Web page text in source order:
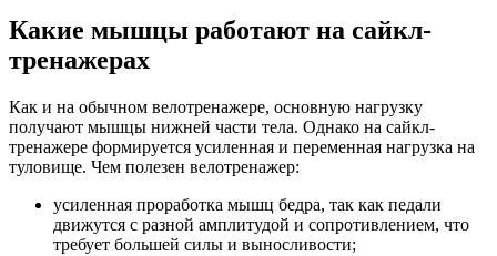
Какие мышцы работают на сайкл-
тренажерах
Как и на обычном велотренажере, основную нагрузку
получают мышцы нижней части тела. Однако на сайкл-
тренажере формируется усиленная и переменная нагрузка на
туловище. Чем полезен велотренажер:
усиленная проработка мышц бедра, так как педали
движутся с разной амплитудой и сопротивлением, что
требует большей силы и выносливости;